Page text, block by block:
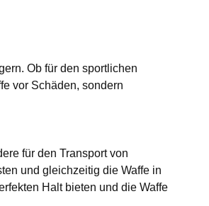
Ob für den sportlichen
vor Schäden, sondern
für den Transport von
und gleichzeitig die Waffe in
Halt bieten und die Waffe